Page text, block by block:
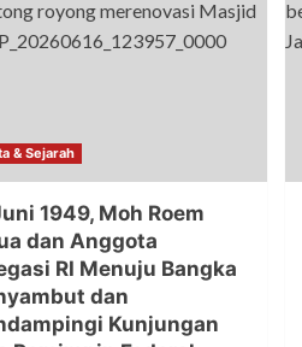
& Sejarah
1949, Moh Roem
dan Anggota
RI Menuju Bangka
dan
Kunjungan